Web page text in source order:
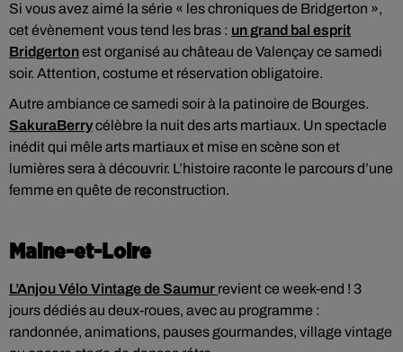
Si vous avez aimé la série « les chroniques de Bridgerton »,
cet évènement vous tend les bras : un grand bal esprit
Bridgertonest organisé au château de Valençay ce samedi
soir. Attention, costume et réservation obligatoire.
Autre ambiance ce samedi soir à la patinoire de Bourges.
SakuraBerrycélèbre la nuit des arts martiaux. Un spectacle
inédit qui mêle arts martiaux et mise en scène son et
lumières sera à découvrir. L’histoire raconte le parcours d’une
femme en quête de reconstruction.
Maine-et-Loire
L’Anjou Vélo Vintage de Saumur revient ce week-end ! 3
jours dédiés au deux-roues, avec au programme :
randonnée, animations, pauses gourmandes, village vintage